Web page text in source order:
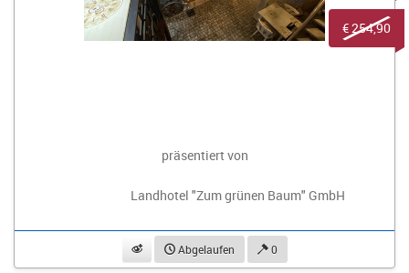
präsentiert von
Landhotel "Zum grünen Baum" GmbH
beobachtenAbgelaufen 0
€ 254,90